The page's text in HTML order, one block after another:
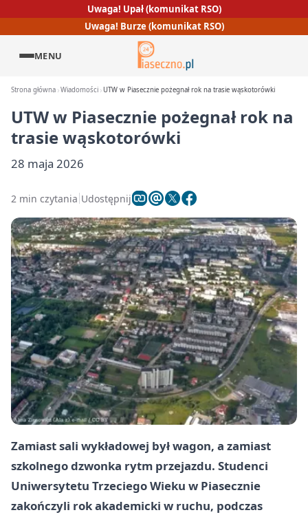
Uwaga! Upał (komunikat RSO)
Uwaga! Burze (komunikat RSO)
MENU
Strona główna Wiadomości UTW w Piasecznie pożegnał rok na trasie wąskotorówki
UTW w Piasecznie pożegnał rok na
trasie wąskotorówki
28 maja 2026
2 min czytania Udostępnij
Zamiast sali wykładowej był wagon, a zamiast
szkolnego dzwonka rytm przejazdu. Studenci
Uniwersytetu Trzeciego Wieku w Piasecznie
zakończyli rok akademicki w ruchu, podczas